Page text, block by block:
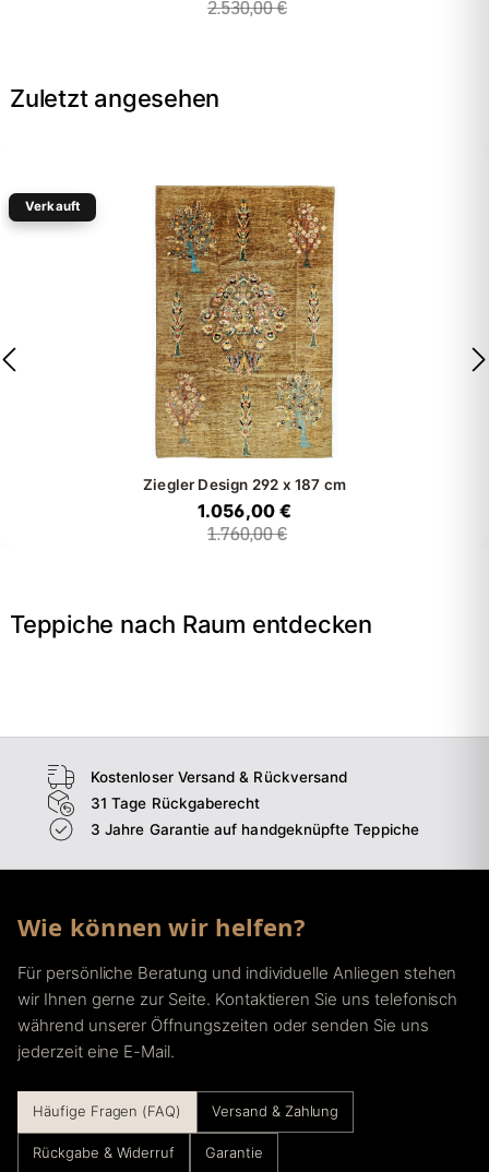
2.530,00 €
Zuletzt angesehen
Verkauft
-40%
Ziegler Design 292 x 187 cm
1.056,00 €
1.760,00 €
Teppiche nach Raum entdecken
Wohnzimmer
Kostenloser Versand & Rückversand
31 Tage Rückgaberecht
3 Jahre Garantie auf handgeknüpfte Teppiche
Wie können wir helfen?
Für persönliche Beratung und individuelle Anliegen stehen
wir Ihnen gerne zur Seite. Kontaktieren Sie uns telefonisch
während unserer Öffnungszeiten oder senden Sie uns
jederzeit eine E-Mail.
Häufige Fragen (FAQ) Versand & Zahlung
Rückgabe & Widerruf Garantie